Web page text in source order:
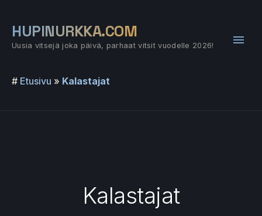
sisältöön
HUPINURKKA.COM
Uusia vitsejä joka päivä, parhaat vitsit vuodelle 2026!
# Etusivu » Kalastajat
Kalastajat